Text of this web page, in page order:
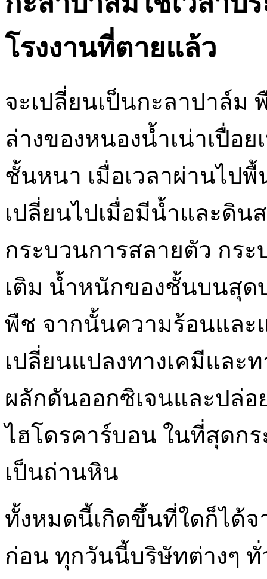
โรงงานที่ตายแล้ว
จะเปลี่ยนเป็นกะลาปาล์ม
ล่างของหนองน้ำเน่าเปื่อ
ชั้นหนา เมื่อเวลาผ่านไป
เปลี่ยนไปเมื่อมีน้ำและดิ
กระบวนการสลายตัว กระ
เติม น้ำหนักของชั้นบนสุด
พืช จากนั้นความร้อนและ
เปลี่ยนแปลงทางเคมีและ
ผลักดันออกซิเจนและปล่อ
ไฮโดรคาร์บอน ในที่สุดก
เป็นถ่านหิน
ทั้งหมดนี้เกิดขึ้นที่ใดก็ได้จ
ก่อน ทุกวันนี้บริษัทต่างๆ